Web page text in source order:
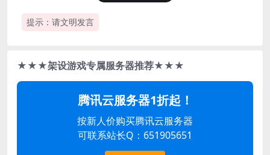
提示：请文明发言
★★★架设游戏专属服务器推荐★★★
腾讯云服务器1折起！
按新人价购买腾讯云服务器
可联系站长Q：651905651